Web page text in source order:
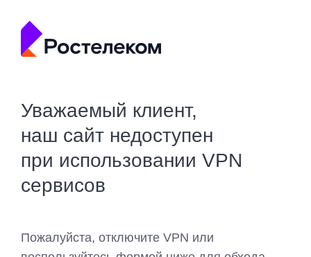
Уважаемый клиент,
наш сайт недоступен
при использовании VPN
сервисов
Пожалуйста, отключите VPN или